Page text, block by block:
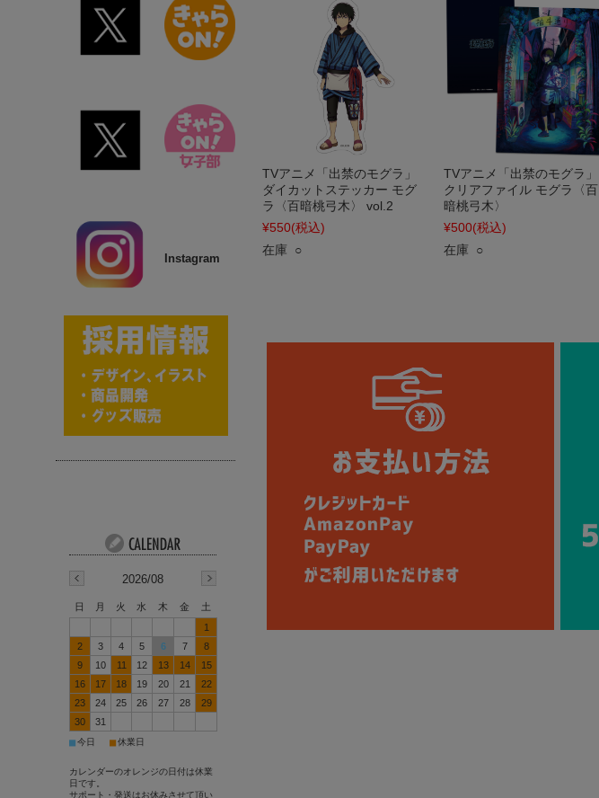
TVアニメ「出禁のモグラ」
ダイカットステッカー モグ
ラ〈百暗桃弓木〉 vol.2
¥550(税込)
在庫 ○
TVアニメ「出禁のモグラ」
クリアファイル モグラ〈百
暗桃弓木〉
¥500(税込)
在庫 ○
Instagram
2026/08
日 月 火 水 木 金
土
1
2
3 4 5 6 7
8
9
10 11 12 13 14
15
16
17 18 19 20 21
22
23
24 25 26 27 28
29
30
31
■今日 ■休業日
カレンダーのオレンジの日付は休業
日です。
サポート・発送はお休みさせて頂い